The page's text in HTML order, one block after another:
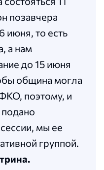
позавчера
июня, то есть
а нам
до 15 июня
община могла
поэтому, и
мы ее
группой.